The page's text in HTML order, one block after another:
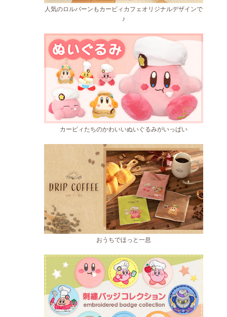
人気のロルバーンもカービィカフェオリジナルデザインで
♪
カービィたちのかわいいぬいぐるみがいっぱい
おうちでほっと一息